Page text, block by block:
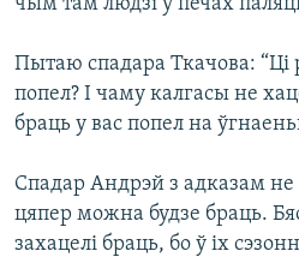
Пытаю спадара Ткачова:
попел? І чаму калгасы не
браць у вас попел на
Спадар Андрэй з адказам не
цяпер можна будзе браць.
захацелі браць, бо ў іх